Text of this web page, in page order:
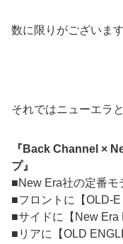
数に限りがございま
それではニューエラ
『Back Channel ×
プ』
■New Era社の定番モ
■フロントに【OLD-E
■サイドに【New Era
■リアに【OLD